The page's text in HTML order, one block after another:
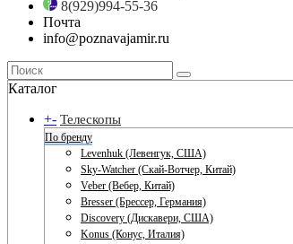
8(929)994-55-36
Почта
info@poznavajamir.ru
Каталог
+- Телескопы
По бренду
Levenhuk (Левенгук, США)
Sky-Watcher (Скай-Вотчер, Китай)
Veber (Вебер, Китай)
Bresser (Брессер, Германия)
Discovery (Дискавери, США)
Konus (Конус, Италия)